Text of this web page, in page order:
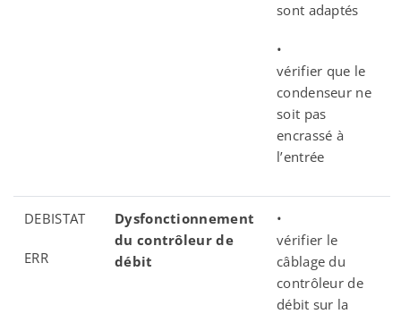
sont adaptés
•
vérifier que le
condenseur ne
soit pas
encrassé à
l’entrée
DEBISTAT
ERR
Dysfonctionnement
du contrôleur de
débit
•
vérifier le
câblage du
contrôleur de
débit sur la